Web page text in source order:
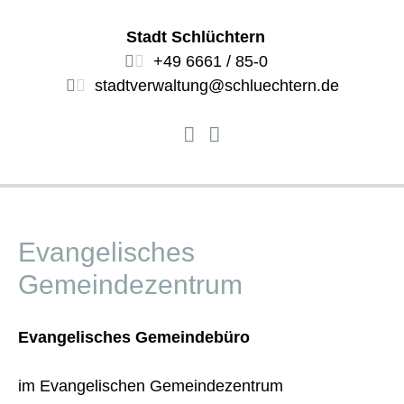
Stadt Schlüchtern
+49 6661 / 85-0
stadtverwaltung@schluechtern.de
Evangelisches
Gemeindezentrum
Evangelisches Gemeindebüro
im Evangelischen Gemeindezentrum